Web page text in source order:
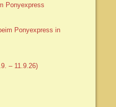
Ponyexpress
Ponyexpress in
– 11.9.26)